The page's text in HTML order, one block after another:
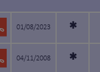
01/08/2023 *
04/11/2008 *